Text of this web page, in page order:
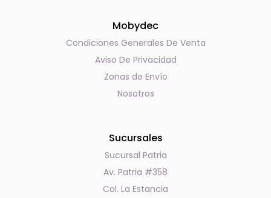
Mobydec
Condiciones Generales De Venta
Aviso De Privacidad
Zonas de Envío
Nosotros
Sucursales
Sucursal Patria
Av. Patria #358
Col. La Estancia